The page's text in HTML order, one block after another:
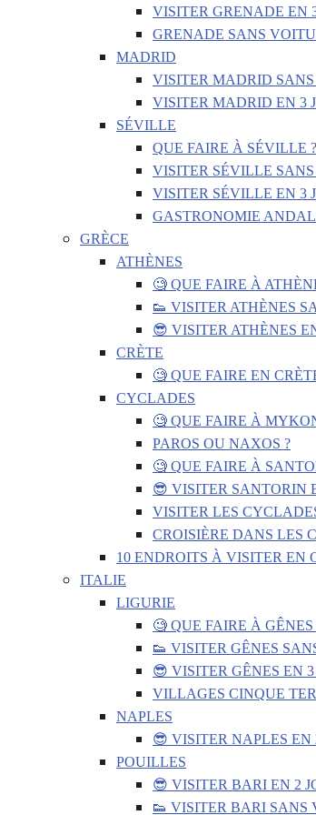
VISITER GRENADE EN
GRENADE SANS
MADRID
VISITER MADRID
VISITER MADRID EN 3
SÉVILLE
QUE FAIRE À SÉVILLE
VISITER SÉVILLE
VISITER SÉVILLE EN 3
GASTRONOMIE
GRÈCE
ATHÈNES
🧐 QUE FAIRE À
👟 VISITER ATHÈNES
😎 VISITER ATHÈNES
CRÈTE
🧐 QUE FAIRE EN
CYCLADES
🧐 QUE FAIRE À
PAROS OU NAXOS ?
🧐 QUE FAIRE À
😎 VISITER SANTORIN
VISITER LES
CROISIÈRE DANS LES
10 ENDROITS À VISITER EN
ITALIE
LIGURIE
🧐 QUE FAIRE À GÊNES
👟 VISITER GÊNES
😎 VISITER GÊNES EN 3
VILLAGES CINQUE
NAPLES
😎 VISITER NAPLES EN
POUILLES
😎 VISITER BARI EN 2
👟 VISITER BARI SANS